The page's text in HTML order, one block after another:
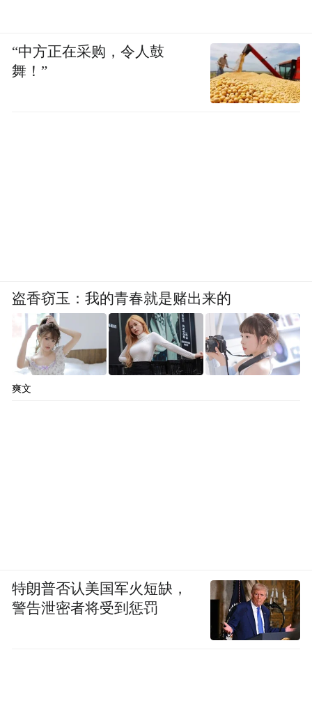
“中方正在采购，令人鼓
舞！”
盗香窃玉：我的青春就是赌出来的
爽文
特朗普否认美国军火短缺，
警告泄密者将受到惩罚